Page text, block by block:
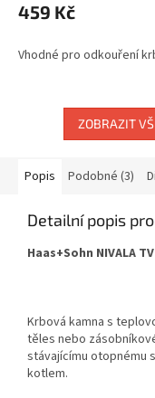
459 Kč
Vhodné pro odkouření
ZOBRAZIT
Popis Podobné (3)
Detailní popis
Haas+Sohn NIVALA
Krbová kamna s
těles nebo
stávajícímu otopnému
kotlem.